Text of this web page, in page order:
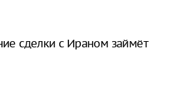
сделки с Ираном займёт